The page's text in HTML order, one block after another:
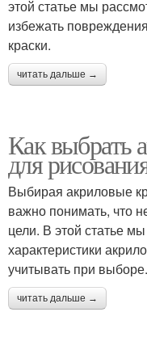
этой статье мы
избежать
краски.
читать дальше →
Как выбрать
для
Выбирая акриловые
важно понимать, что
цели. В этой статье
характеристики
учитывать при выборе.
читать дальше →